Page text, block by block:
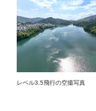
レベル3.5飛行の空撮写真